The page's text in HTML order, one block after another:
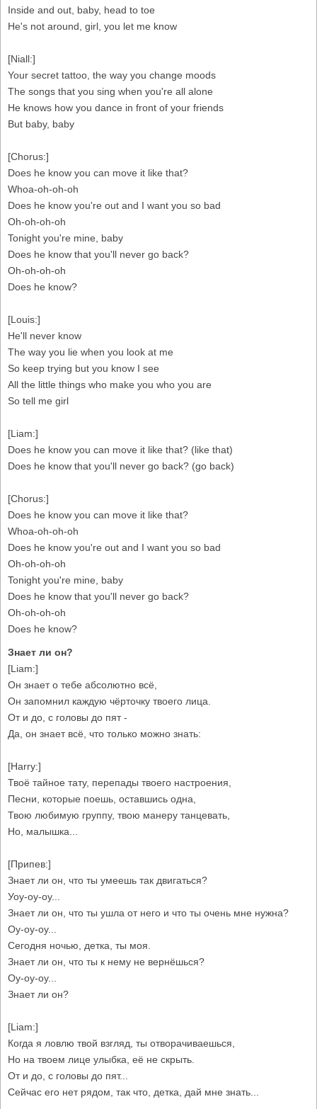
Inside and out, baby, head to toe
He's not around, girl, you let me know
[Niall:]
Your secret tattoo, the way you change moods
The songs that you sing when you're all alone
He knows how you dance in front of your friends
But baby, baby
[Chorus:]
Does he know you can move it like that?
Whoa-oh-oh-oh
Does he know you're out and I want you so bad
Oh-oh-oh-oh
Tonight you're mine, baby
Does he know that you'll never go back?
Oh-oh-oh-oh
Does he know?
[Louis:]
He'll never know
The way you lie when you look at me
So keep trying but you know I see
All the little things who make you who you are
So tell me girl
[Liam:]
Does he know you can move it like that? (like that)
Does he know that you'll never go back? (go back)
[Chorus:]
Does he know you can move it like that?
Whoa-oh-oh-oh
Does he know you're out and I want you so bad
Oh-oh-oh-oh
Tonight you're mine, baby
Does he know that you'll never go back?
Oh-oh-oh-oh
Does he know?
Знает ли он?
[Liam:]
Он знает о тебе абсолютно всё,
Он запомнил каждую чёрточку твоего лица.
От и до, с головы до пят -
Да, он знает всё, что только можно знать:
[Harry:]
Твоё тайное тату, перепады твоего настроения,
Песни, которые поешь, оставшись одна,
Твою любимую группу, твою манеру танцевать,
Но, малышка...
[Припев:]
Знает ли он, что ты умеешь так двигаться?
Уоу-оу-оу...
Знает ли он, что ты ушла от него и что ты очень мне нужна?
Оу-оу-оу...
Сегодня ночью, детка, ты моя.
Знает ли он, что ты к нему не вернёшься?
Оу-оу-оу...
Знает ли он?
[Liam:]
Когда я ловлю твой взгляд, ты отворачиваешься,
Но на твоем лице улыбка, её не скрыть.
От и до, с головы до пят...
Сейчас его нет рядом, так что, детка, дай мне знать...